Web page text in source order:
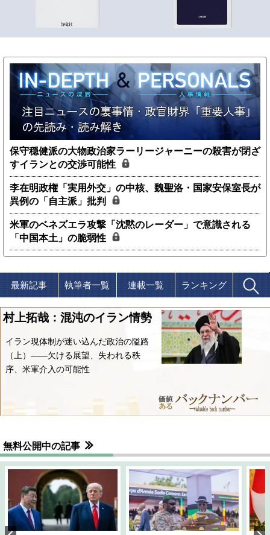
保守穏健派の大物政治家ラーリージャーニーの殺害が閉ざ
すイランとの交渉可能性
李在明政権「実用外交」の中核、魏聖洛・国家安保室長が
異例の「自主派」批判
米軍のベネズエラ攻撃「沈黙のレーダー」で意識される
「中国本土」の脆弱性
最新記事 執筆者一覧 連載一覧 ランキング
村上拓哉：混沌のイラン情勢
イラン現体制が迷い込んだ政治の隘路
（上）――欠ける展望、失われる秩
序、米軍介入の可能性
無料公開中の記事